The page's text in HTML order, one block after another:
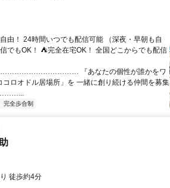
由！ 24時間いつでも配信可能 （深夜・早朝も自
でもOK！ ⛺完全在宅OK！ 全国どこからでも配信
『あなたの個性が誰かをワ
ロオドル居場所」を 一緒に創り続ける仲間を募集
完全歩合制
徒歩約4分